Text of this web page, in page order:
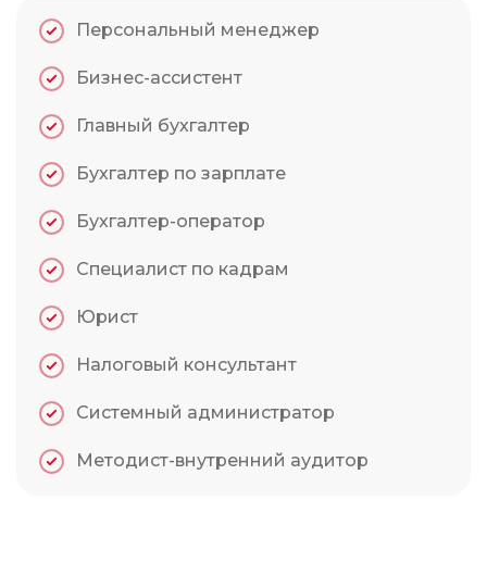
Персональный менеджер
Бизнес-ассистент
Главный бухгалтер
Бухгалтер по зарплате
Бухгалтер-оператор
Специалист по кадрам
Юрист
Налоговый консультант
Системный администратор
Методист-внутренний аудитор